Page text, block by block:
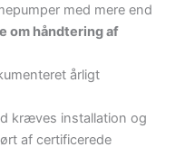
med mere end
om håndtering af
årligt
kræves installation og
af certificerede